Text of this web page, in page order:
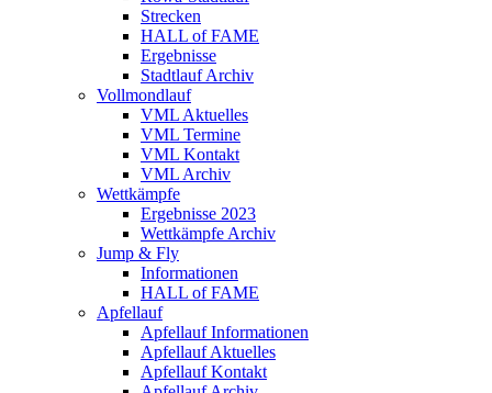
Strecken
HALL of FAME
Ergebnisse
Stadtlauf Archiv
Vollmondlauf
VML Aktuelles
VML Termine
VML Kontakt
VML Archiv
Wettkämpfe
Ergebnisse 2023
Wettkämpfe Archiv
Jump & Fly
Informationen
HALL of FAME
Apfellauf
Apfellauf Informationen
Apfellauf Aktuelles
Apfellauf Kontakt